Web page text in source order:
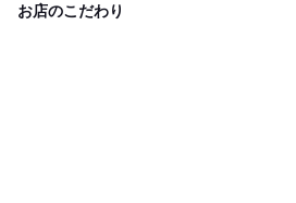
お店のこだわり